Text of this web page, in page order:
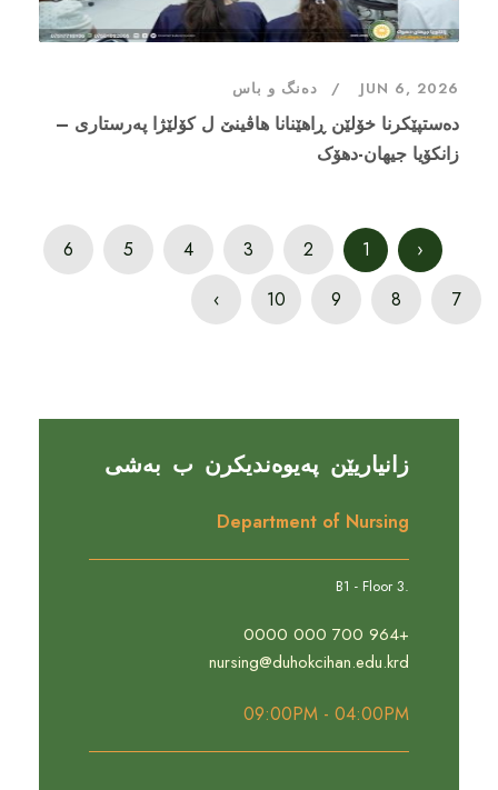
JUN 6, 2026 دەنگ و باس
دەستپێکرنا خۆلێن ڕاهێنانا هاڤینێ ل کۆلێژا پەرستاری –
زانکۆیا جیهان-دهۆک
‹
1
2
3
4
5
6
7
8
9
10
›
زانیاریێن پەیوەندیکرن ب بەشی
Department of Nursing
.B1 - Floor 3
+964 700 000 0000
nursing@duhokcihan.edu.krd
09:00PM - 04:00PM